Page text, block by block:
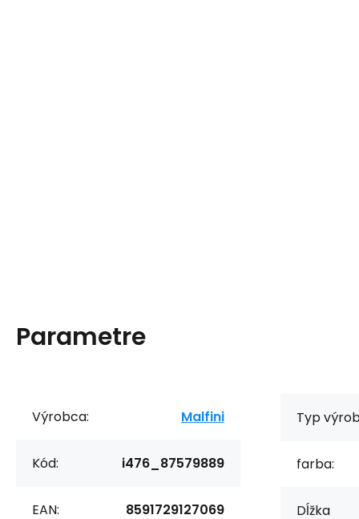
Parametre
Výrobca: Malfini
Kód: i476_87579889
EAN: 8591729127069
Typ
farba:
Dĺžka